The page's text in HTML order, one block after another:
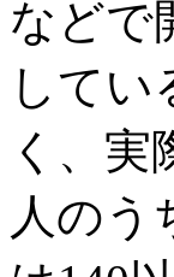
などで
してい
く、実
人のう